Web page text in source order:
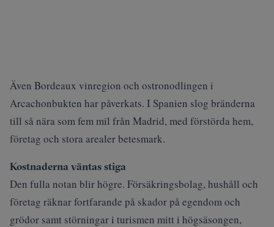
Även Bordeaux vinregion och ostronodlingen i
Arcachonbukten har påverkats. I Spanien slog bränderna
till så nära som fem mil från Madrid, med förstörda hem,
företag och stora arealer betesmark.
Kostnaderna väntas stiga
Den fulla notan blir högre. Försäkringsbolag, hushåll och
företag räknar fortfarande på skador på egendom och
grödor samt störningar i turismen mitt i högsäsongen,